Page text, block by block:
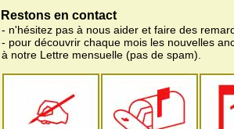
Restons en contact
- n'hésitez pas à nous aider et faire des
- pour découvrir chaque mois les nouvelles
à notre Lettre mensuelle (pas de spam).